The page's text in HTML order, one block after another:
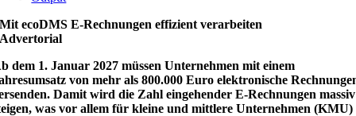
Mit ecoDMS E-Rechnungen effizient verarbeiten
Advertorial
dem 1. Januar 2027 müssen Unternehmen mit einem
von mehr als 800.000 Euro elektronische
Damit wird die Zahl eingehender E-Rechnungen massiv
was vor allem für kleine und mittlere Unternehmen (KMU)